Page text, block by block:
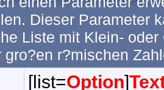
Dieser Parameter
Liste mit Klein-
gro?en r?mischen
[list=Option]